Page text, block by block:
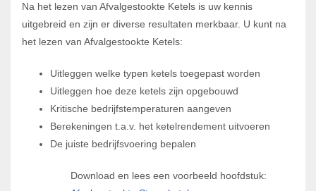
Na het lezen van Afvalgestookte Ketels is uw kennis
uitgebreid en zijn er diverse resultaten merkbaar. U kunt na
het lezen van Afvalgestookte Ketels:
Uitleggen welke typen ketels toegepast worden
Uitleggen hoe deze ketels zijn opgebouwd
Kritische bedrijfstemperaturen aangeven
Berekeningen t.a.v. het ketelrendement uitvoeren
De juiste bedrijfsvoering bepalen
Download en lees een voorbeeld hoofdstuk: